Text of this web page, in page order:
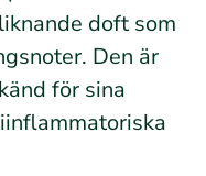
doft som
Den är
för sina